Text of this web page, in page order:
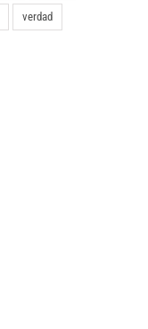
verdad